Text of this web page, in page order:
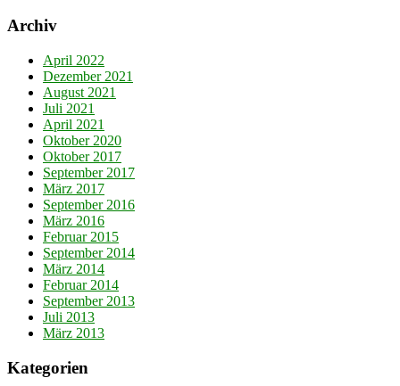
Archiv
April 2022
Dezember 2021
August 2021
Juli 2021
April 2021
Oktober 2020
Oktober 2017
September 2017
März 2017
September 2016
März 2016
Februar 2015
September 2014
März 2014
Februar 2014
September 2013
Juli 2013
März 2013
Kategorien